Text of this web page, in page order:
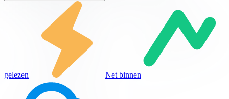
gelezen Net binnen